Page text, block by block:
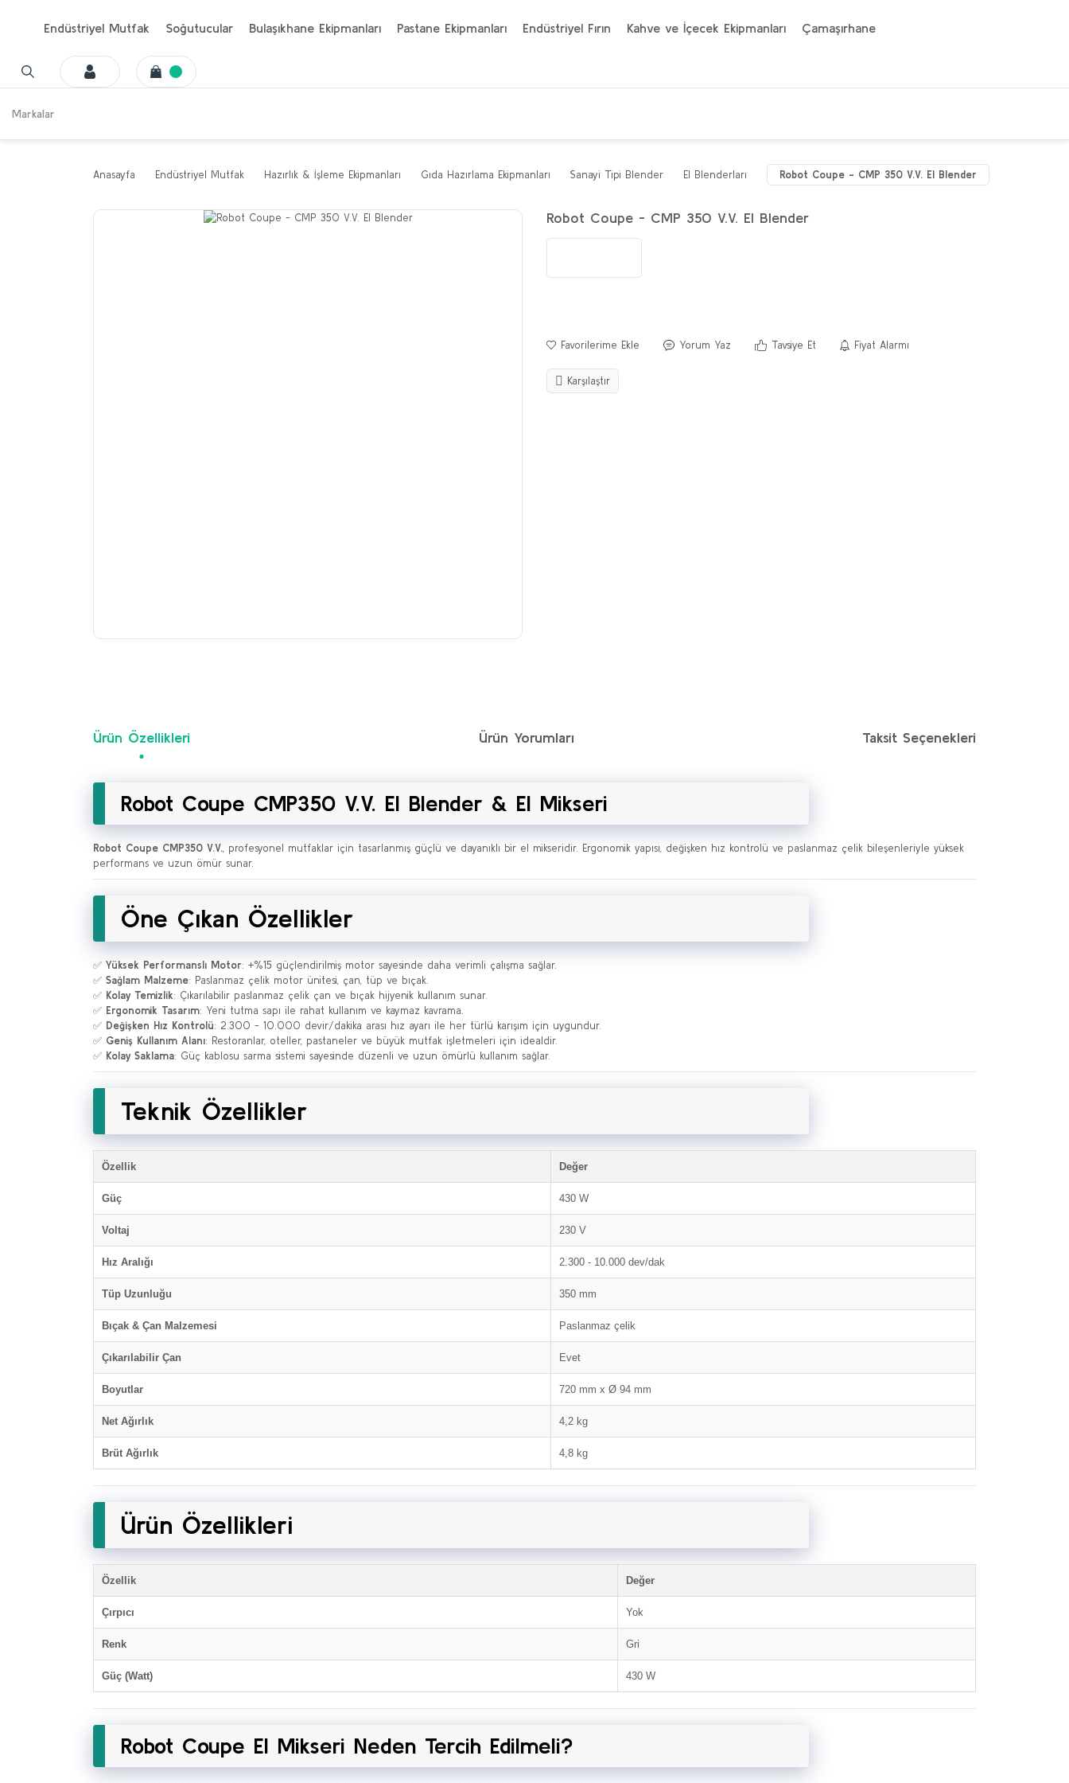
Endüstriyel Mutfak Soğutucular Bulaşıkhane Ekipmanları Pastane Ekipmanları Endüstriyel Fırın Kahve ve İçecek Ekipmanları Çamaşırhane
Markalar
Anasayfa Endüstriyel Mutfak Hazırlık & İşleme Ekipmanları Gıda Hazırlama Ekipmanları Sanayi Tipi Blender El Blenderları Robot Coupe - CMP 350 V.V. El Blender
Robot Coupe - CMP 350 V.V. El Blender
Yorum Yaz Tavsiye Et Fiyat Alarmı
Karşılaştır
Ürün Özellikleri Ürün Yorumları Taksit Seçenekleri
Robot Coupe CMP350 V.V. El Blender & El Mikseri
Robot Coupe CMP350 V.V., profesyonel mutfaklar için tasarlanmış güçlü ve dayanıklı bir el mikseridir. Ergonomik yapısı, değişken hız kontrolü ve paslanmaz çelik bileşenleriyle yüksek
performans ve uzun ömür sunar.
Öne Çıkan Özellikler
✅ Yüksek Performanslı Motor: +%15 güçlendirilmiş motor sayesinde daha verimli çalışma sağlar.
✅ Sağlam Malzeme: Paslanmaz çelik motor ünitesi, çan, tüp ve bıçak.
✅ Kolay Temizlik: Çıkarılabilir paslanmaz çelik çan ve bıçak hijyenik kullanım sunar.
✅ Ergonomik Tasarım: Yeni tutma sapı ile rahat kullanım ve kaymaz kavrama.
✅ Değişken Hız Kontrolü: 2.300 - 10.000 devir/dakika arası hız ayarı ile her türlü karışım için uygundur.
✅ Geniş Kullanım Alanı: Restoranlar, oteller, pastaneler ve büyük mutfak işletmeleri için idealdir.
✅ Kolay Saklama: Güç kablosu sarma sistemi sayesinde düzenli ve uzun ömürlü kullanım sağlar.
Teknik Özellikler
Özellik Değer
Güç 430 W
Voltaj 230 V
Hız Aralığı 2.300 - 10.000 dev/dak
Tüp Uzunluğu 350 mm
Bıçak & Çan Malzemesi Paslanmaz çelik
Çıkarılabilir Çan Evet
Boyutlar 720 mm x Ø 94 mm
Net Ağırlık 4,2 kg
Brüt Ağırlık 4,8 kg
Ürün Özellikleri
Özellik Değer
Çırpıcı Yok
Renk Gri
Güç (Watt) 430 W
Robot Coupe El Mikseri Neden Tercih Edilmeli?